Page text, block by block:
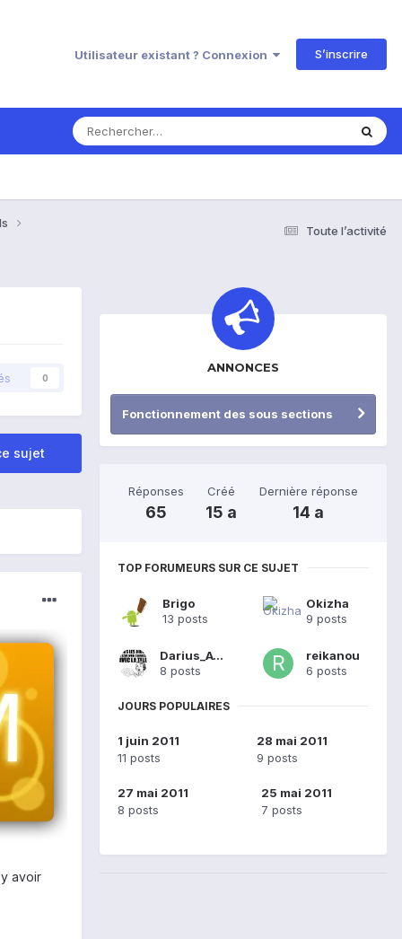
Utilisateur existant ? Connexion S’inscrire
Toute l’activité
0
sujet
avoir
ANNONCES
Fonctionnement des sous sections
Réponses
65
Créé
15 a
Dernière réponse
14 a
TOP FORUMEURS SUR CE SUJET
Brigo
13 posts
Okizha
9 posts
Darius_AWS
8 posts
reikanou
6 posts
JOURS POPULAIRES
1 juin 2011
11 posts
28 mai 2011
9 posts
27 mai 2011
8 posts
25 mai 2011
7 posts